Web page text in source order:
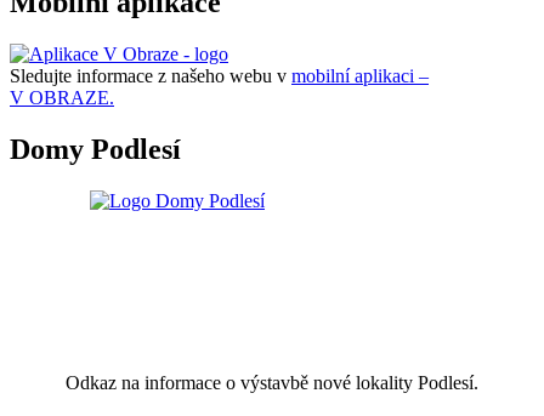
Sledujte informace z našeho webu v mobilní aplikaci –
V OBRAZE.
Domy Podlesí
Odkaz na informace o výstavbě nové lokality Podlesí.